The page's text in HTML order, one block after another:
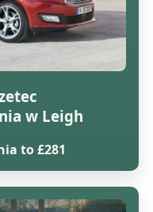
w Leigh
to £281